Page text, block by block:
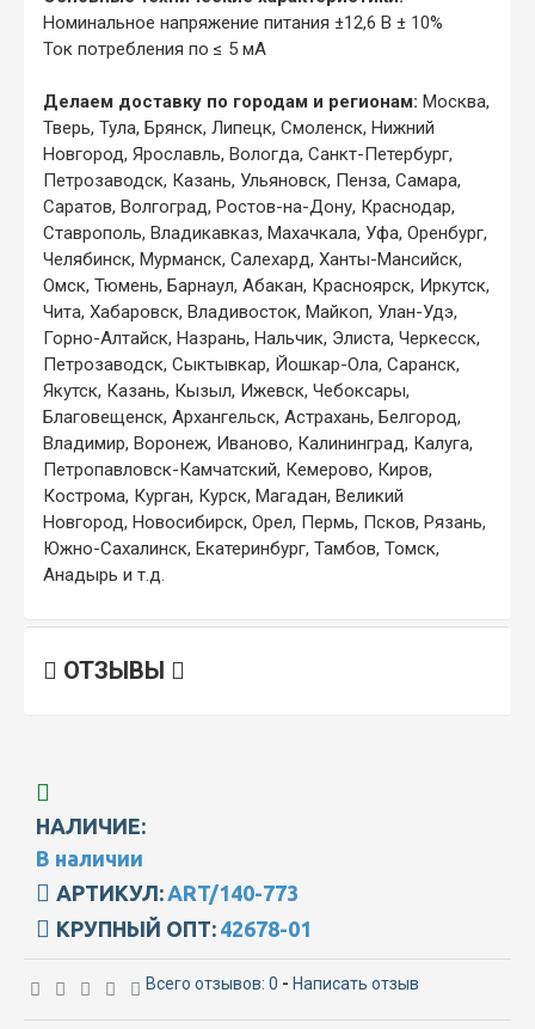
Номинальное напряжение питания ±12,6 В ± 10%
Ток потребления по ≤ 5 мА
Делаем доставку по городам и регионам: Москва,
Тверь, Тула, Брянск, Липецк, Смоленск, Нижний
Новгород, Ярославль, Вологда, Санкт-Петербург,
Петрозаводск, Казань, Ульяновск, Пенза, Самара,
Саратов, Волгоград, Ростов-на-Дону, Краснодар,
Ставрополь, Владикавказ, Махачкала, Уфа, Оренбург,
Челябинск, Мурманск, Салехард, Ханты-Мансийск,
Омск, Тюмень, Барнаул, Абакан, Красноярск, Иркутск,
Чита, Хабаровск, Владивосток, Майкоп, Улан-Удэ,
Горно-Алтайск, Назрань, Нальчик, Элиста, Черкесск,
Петрозаводск, Сыктывкар, Йошкар-Ола, Саранск,
Якутск, Казань, Кызыл, Ижевск, Чебоксары,
Благовещенск, Архангельск, Астрахань, Белгород,
Владимир, Воронеж, Иваново, Калининград, Калуга,
Петропавловск-Камчатский, Кемерово, Киров,
Кострома, Курган, Курск, Магадан, Великий
Новгород, Новосибирск, Орел, Пермь, Псков, Рязань,
Южно-Сахалинск, Екатеринбург, Тамбов, Томск,
Анадырь и т.д.
ОТЗЫВЫ
НАЛИЧИЕ:
В наличии
АРТИКУЛ: ART/140-773
КРУПНЫЙ ОПТ: 42678-01
Всего отзывов: 0 - Написать отзыв